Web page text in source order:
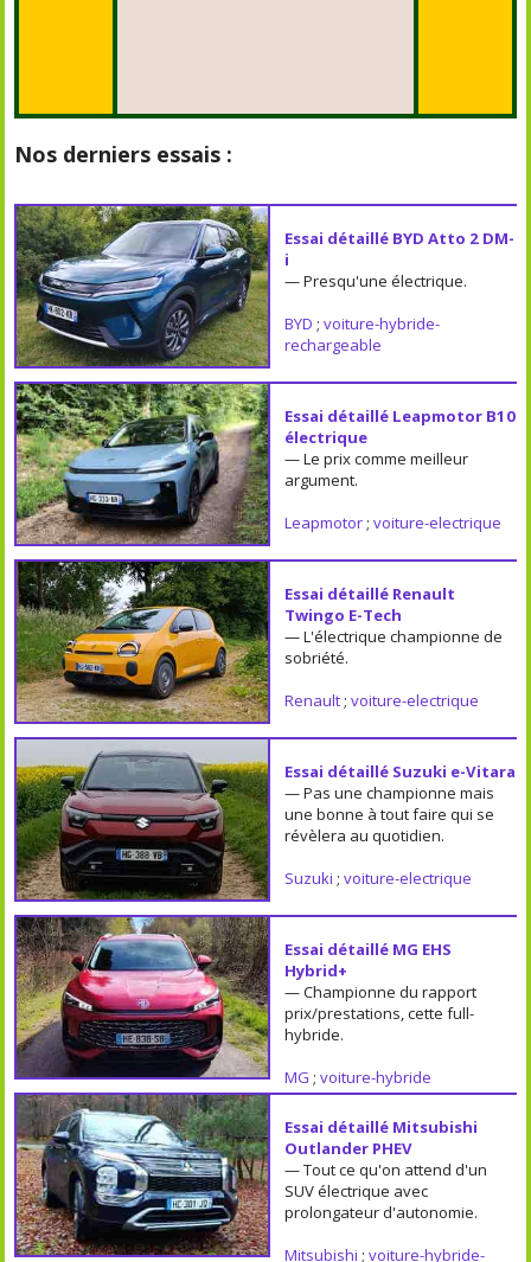
Nos derniers essais :
Essai détaillé BYD Atto 2 DM-
i
— Presqu'une électrique.
BYD ; voiture-hybride-
rechargeable
Essai détaillé Leapmotor B10
électrique
— Le prix comme meilleur
argument.
Leapmotor; voiture-electrique
Essai détaillé Renault
Twingo E-Tech
— L'électrique championne de
sobriété.
Renault; voiture-electrique
Essai détaillé Suzuki e-Vitara
— Pas une championne mais
une bonne à tout faire qui se
révèlera au quotidien.
Suzuki ; voiture-electrique
Essai détaillé MG EHS
Hybrid+
— Championne du rapport
prix/prestations, cette full-
hybride.
MG ; voiture-hybride
Essai détaillé Mitsubishi
Outlander PHEV
— Tout ce qu'on attend d'un
SUV électrique avec
prolongateur d'autonomie.
Mitsubishi ; voiture-hybride-